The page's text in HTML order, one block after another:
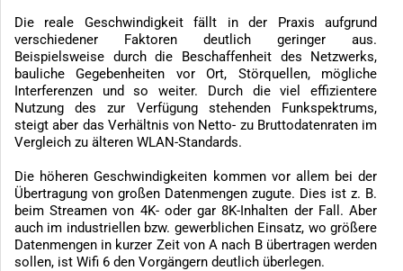
Die reale Geschwindigkeit fällt in der Praxis aufgrund
verschiedener Faktoren deutlich geringer aus.
Beispielsweise durch die Beschaffenheit des Netzwerks,
bauliche Gegebenheiten vor Ort, Störquellen, mögliche
Interferenzen und so weiter. Durch die viel effizientere
Nutzung des zur Verfügung stehenden Funkspektrums,
steigt aber das Verhältnis von Netto- zu Bruttodatenraten im
Vergleich zu älteren WLAN-Standards.
Die höheren Geschwindigkeiten kommen vor allem bei der
Übertragung von großen Datenmengen zugute. Dies ist z. B.
beim Streamen von 4K- oder gar 8K-Inhalten der Fall. Aber
auch im industriellen bzw. gewerblichen Einsatz, wo größere
Datenmengen in kurzer Zeit von A nach B übertragen werden
sollen, ist Wifi 6 den Vorgängern deutlich überlegen.